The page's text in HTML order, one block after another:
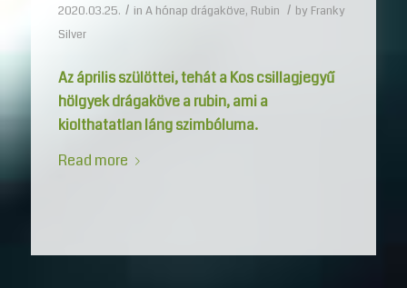
2020.03.25. / in A hónap drágaköve, Rubin / by Franky
Silver
Az április szülöttei, tehát a Kos csillagjegyű
hölgyek drágaköve a rubin, ami a
kiolthatatlan láng szimbóluma.
Read more